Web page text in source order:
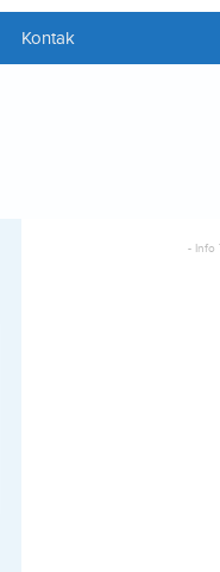
Kontak
- Info